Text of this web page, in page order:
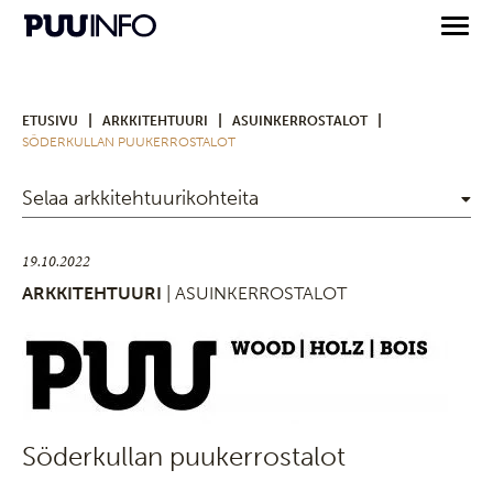
ETUSIVU ARKKITEHTUURI ASUINKERROSTALOT
SÖDERKULLAN PUUKERROSTALOT
Selaa arkkitehtuurikohteita
19.10.2022
ARKKITEHTUURI
| ASUINKERROSTALOT
Söderkullan puukerrostalot